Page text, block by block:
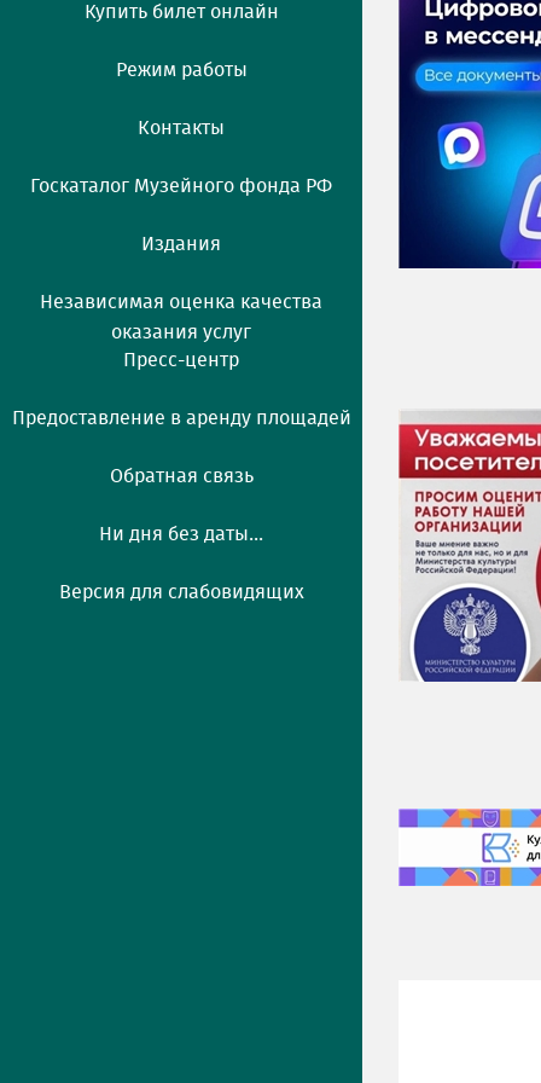
Купить билет онлайн
Режим работы
Контакты
Госкаталог Музейного фонда РФ
Издания
Независимая оценка качества
оказания услуг
Пресс-центр
Предоставление в аренду площадей
Обратная связь
Ни дня без даты...
Версия для слабовидящих